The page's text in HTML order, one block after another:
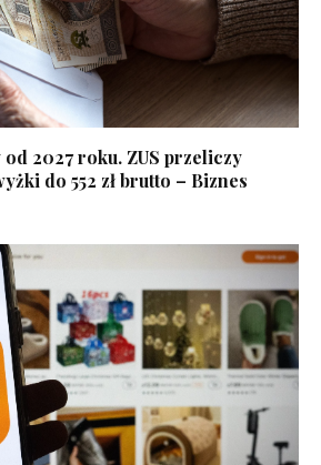
2027 roku. ZUS przeliczy
do 552 zł brutto – Biznes